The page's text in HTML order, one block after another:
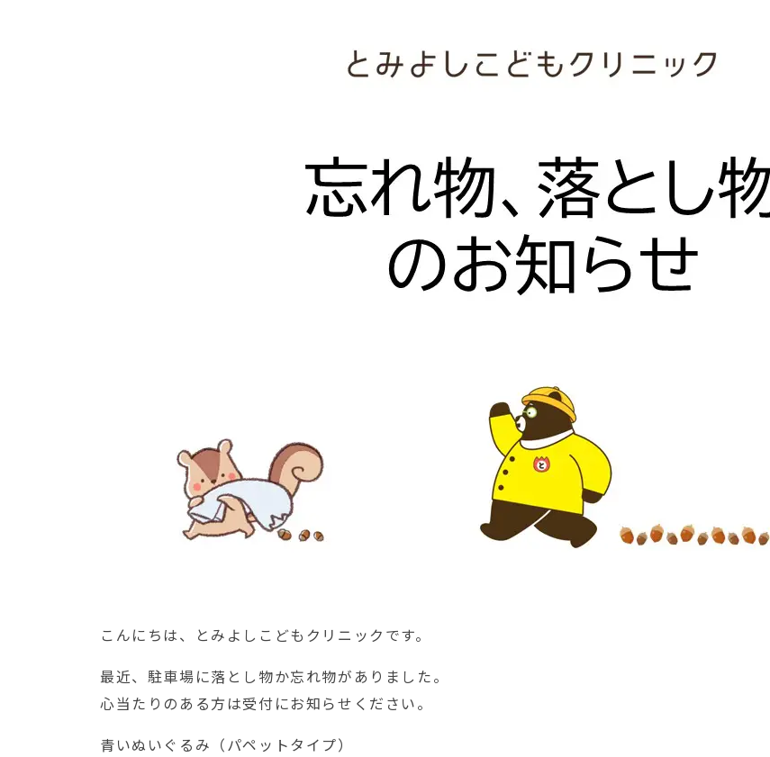
こんにちは、とみよしこどもクリニックです。
最近、駐車場に落とし物か忘れ物がありました。
心当たりのある方は受付にお知らせください。
青いぬいぐるみ（パペットタイプ）